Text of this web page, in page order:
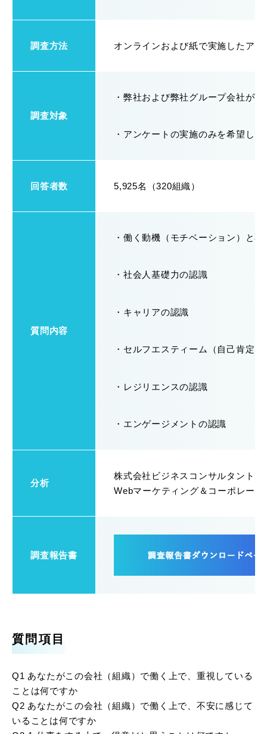
調査方法 オンラインおよび紙で実施したア
調査対象
・弊社および弊社グループ会社が
・アンケートの実施のみを希望し
回答者数 5,925名（320組織）
質問内容
・働く動機（モチベーション）と
・社会人基礎力の認識
・キャリアの認識
・セルフエスティーム（自己肯定
・レジリエンスの認識
・エンゲージメントの認識
分析
株式会社ビジネスコンサルタント
Webマーケティング＆コーポレー
調査報告書
質問項目
Q1 あなたがこの会社（組織）で働く上で、重視している
ことは何ですか
Q2 あなたがこの会社（組織）で働く上で、不安に感じて
いることは何ですか